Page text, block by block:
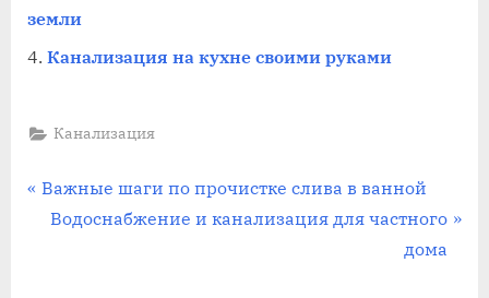
земли
Канализация на кухне своими руками
Канализация
Навигация
П
р
Важные шаги по прочистке слива в ванной
С
Водоснабжение и канализация для частного
дома